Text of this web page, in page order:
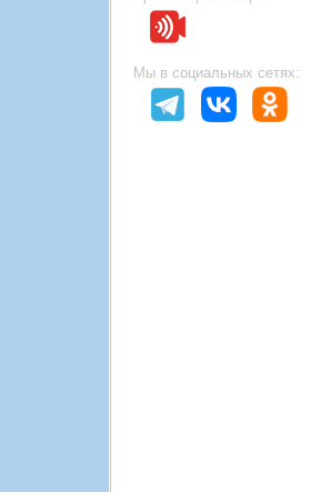
Мы в социальных сетях: